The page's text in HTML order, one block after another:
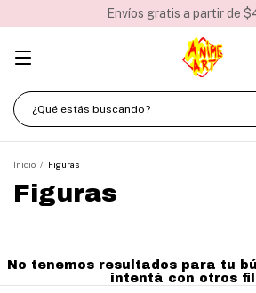
Envíos gratis a partir de
Inicio / Figuras
Figuras
No tenemos resultados para tu
intentá con otros